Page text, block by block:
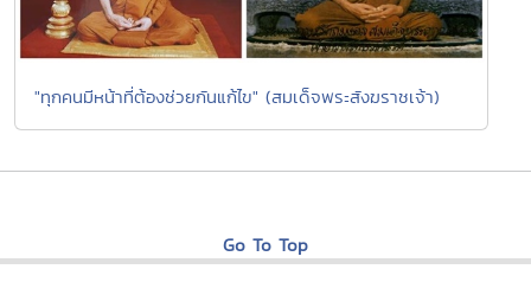
"ทุกคนมีหน้าที่ต้องช่วยกันแก้ไข" (สมเด็จพระสังฆราชเจ้า)
Go To Top